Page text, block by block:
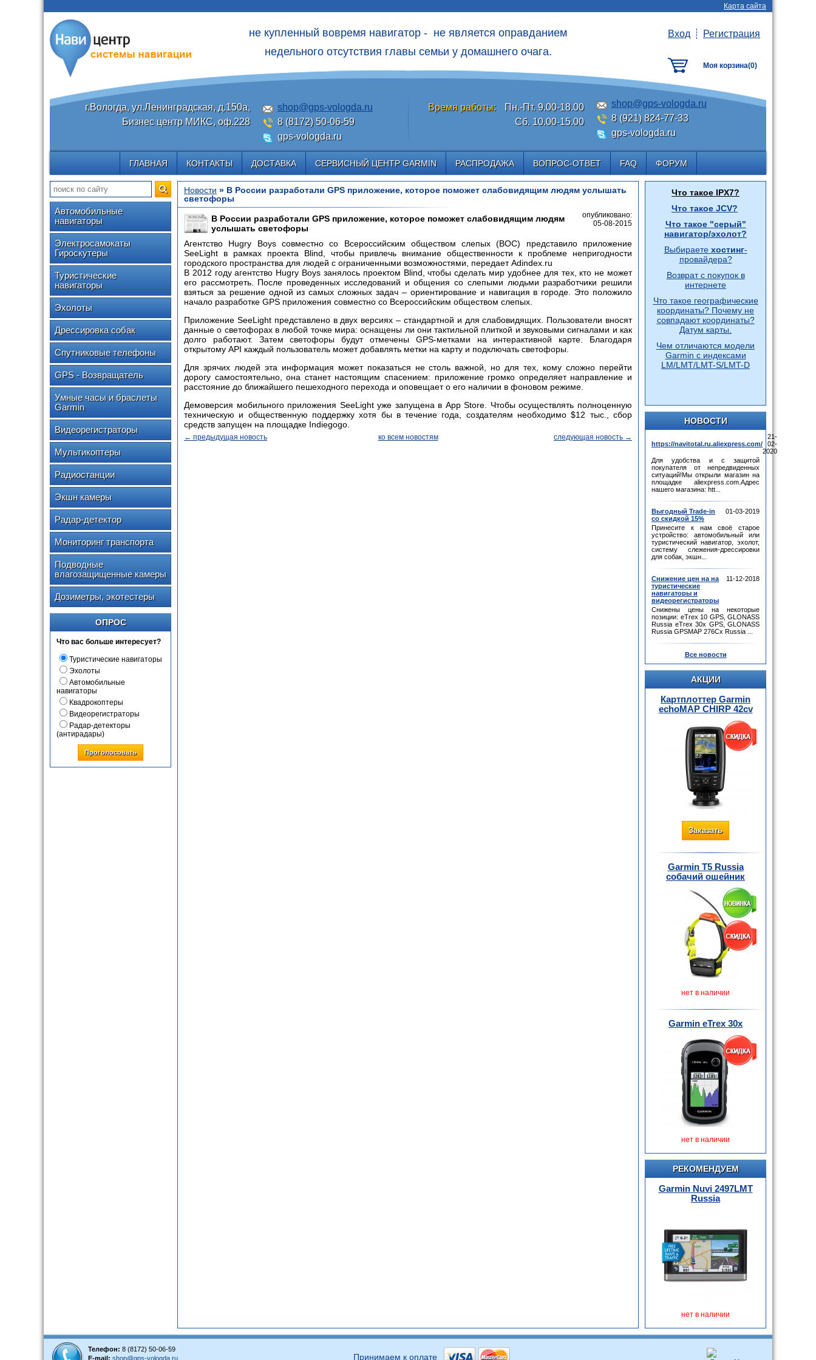
Карта сайта
не купленный вовремя навигатор - не является оправданием
недельного отсутcтвия главы семьи у домашнего очага.
г.Вологда, ул.Ленинградская, д.150а,
Бизнес центр МИКС, оф.228
shop@gps-vologda.ru
8 (8172) 50-06-59
gps-vologda.ru
Время работы:
Пн.-Пт. 9.00-18.00
Сб. 10.00-15.00
shop@gps-vologda.ru
8 (921) 824-77-33
gps-vologda.ru
Вход Регистрация
Моя корзина(0)
ГЛАВНАЯ КОНТАКТЫ ДОСТАВКА СЕРВИСНЫЙ ЦЕНТР GARMIN РАСПРОДАЖА ВОПРОС-ОТВЕТ FAQ ФОРУМ
Автомобильные
навигаторы
Электросамокаты
Гироскутеры
Туристические
навигаторы
Эхолоты
Дрессировка собак
Спутниковые телефоны
GPS - Возвращатель
Умные часы и браслеты
Garmin
Видеорегистраторы
Мультикоптеры
Радиостанции
Экшн камеры
Радар-детектор
Мониторинг транспорта
Подводные
влагозащищенные камеры
Дозиметры, экотестеры
ОПРОС
Что вас больше интересует?
Туристические навигаторы
Эхолоты
Автомобильные
навигаторы
Квадрокоптеры
Видеорегистраторы
Радар-детекторы
(антирадары)
Проголосовать
Что такое IPX7?
Что такое JCV?
Что такое "серый"
навигатор/эхолот?
Выбираете хостинг-
провайдера?
Возврат с покупок в
интернете
Что такое географические
координаты? Почему не
совпадают координаты?
Датум карты.
Чем отличаются модели
Garmin с индексами
LM/LMT/LMT-S/LMT-D
НОВОСТИ
https://navitotal.ru.aliexpress.com/
21-
02-
2020
Для удобства и с защитой
покупателя от непредвиденных
ситуаций!Мы открыли магазин на
площадке aliexpress.com.Адрес
нашего магазина: htt...
Выгодный Trade-in
со скидкой 15%
01-03-2019
Принесите к нам своё старое
устройство: автомобильный или
туристический навигатор, эхолот,
систему слежения-дрессировки
для собак, экшн...
Снижение цен на на
туристические
навигаторы и
видеорегистраторы
11-12-2018
Снижены цены на некоторые
позиции: eTrex 10 GPS, GLONASS
Russia eTrex 30x GPS, GLONASS
Russia GPSMAP 276Cx Russia ...
Все новости
АКЦИИ
Картплоттер Garmin
echoMAP CHIRP 42cv
Заказать
Garmin T5 Russia
собачий ошейник
нет в наличии
Garmin eTrex 30x
нет в наличии
РЕКОМЕНДУЕМ
Garmin Nuvi 2497LMT
Russia
нет в наличии
Новости » В России разработали GPS приложение, которое поможет слабовидящим людям услышать
светофоры
В России разработали GPS приложение, которое поможет слабовидящим людям
услышать светофоры
опубликовано:
05-08-2015
Агентство Hugry Boys совместно со Всероссийским обществом слепых (ВОС) представило приложение
SeeLight в рамках проекта Blind, чтобы привлечь внимание общественности к проблеме непригодности
городского пространства для людей с ограниченными возможностями, передает Adindex.ru
В 2012 году агентство Hugry Boys занялось проектом Blind, чтобы сделать мир удобнее для тех, кто не может
его рассмотреть. После проведенных исследований и общения со слепыми людьми разработчики решили
взяться за решение одной из самых сложных задач – ориентирование и навигация в городе. Это положило
начало разработке GPS приложения совместно со Всероссийским обществом слепых.
Приложение SeeLight представлено в двух версиях – стандартной и для слабовидящих. Пользователи вносят
данные о светофорах в любой точке мира: оснащены ли они тактильной плиткой и звуковыми сигналами и как
долго работают. Затем светофоры будут отмечены GPS-метками на интерактивной карте. Благодаря
открытому API каждый пользователь может добавлять метки на карту и подключать светофоры.
Для зрячих людей эта информация может показаться не столь важной, но для тех, кому сложно перейти
дорогу самостоятельно, она станет настоящим спасением: приложение громко определяет направление и
расстояние до ближайшего пешеходного перехода и оповещает о его наличии в фоновом режиме.
Демоверсия мобильного приложения SeeLight уже запущена в App Store. Чтобы осуществлять полноценную
техническую и общественную поддержку хотя бы в течение года, создателям необходимо $12 тыс., сбор
средств запущен на площадке Indiegogo.
← предыдущая новость ко всем новостям следующая новость →
Телефон: 8 (8172) 50-06-59
E-mail: shop@gps-vologda.ru Принимаем к оплате